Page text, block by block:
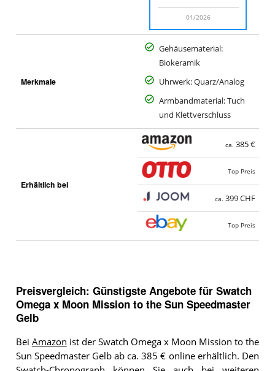
01/2026
Merkmale
Gehäusematerial:
Biokeramik
Uhrwerk: Quarz/Analog
Armbandmaterial: Tuch
und Klettverschluss
Erhältlich bei
ca. 385 €
Top Preis
ca. 399 CHF
Top Preis
Preisvergleich: Günstigste Angebote für Swatch
Omega x Moon Mission to the Sun Speedmaster
Gelb
Bei Amazon ist der Swatch Omega x Moon Mission to the
Sun Speedmaster Gelb ab ca. 385 € online erhältlich. Den